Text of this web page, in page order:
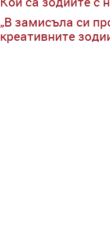
„В замисъла си
креативните